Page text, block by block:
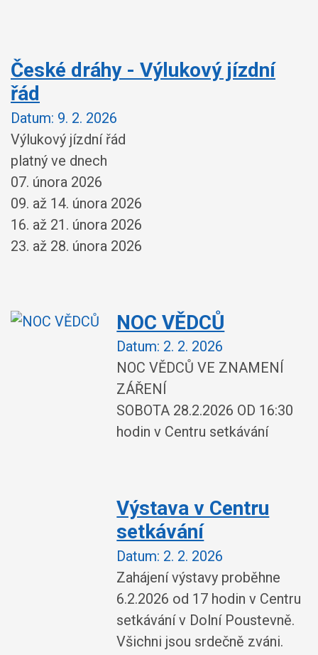
České dráhy - Výlukový jízdní
řád
Datum: 9. 2. 2026
Výlukový jízdní řád
platný ve dnech
07. února 2026
09. až 14. února 2026
16. až 21. února 2026
23. až 28. února 2026
NOC VĚDCŮ
Datum: 2. 2. 2026
NOC VĚDCŮ VE ZNAMENÍ
ZÁŘENÍ
SOBOTA 28.2.2026 OD 16:30
hodin v Centru setkávání
Výstava v Centru
setkávání
Datum: 2. 2. 2026
Zahájení výstavy proběhne
6.2.2026 od 17 hodin v Centru
setkávání v Dolní Poustevně.
Všichni jsou srdečně zváni.